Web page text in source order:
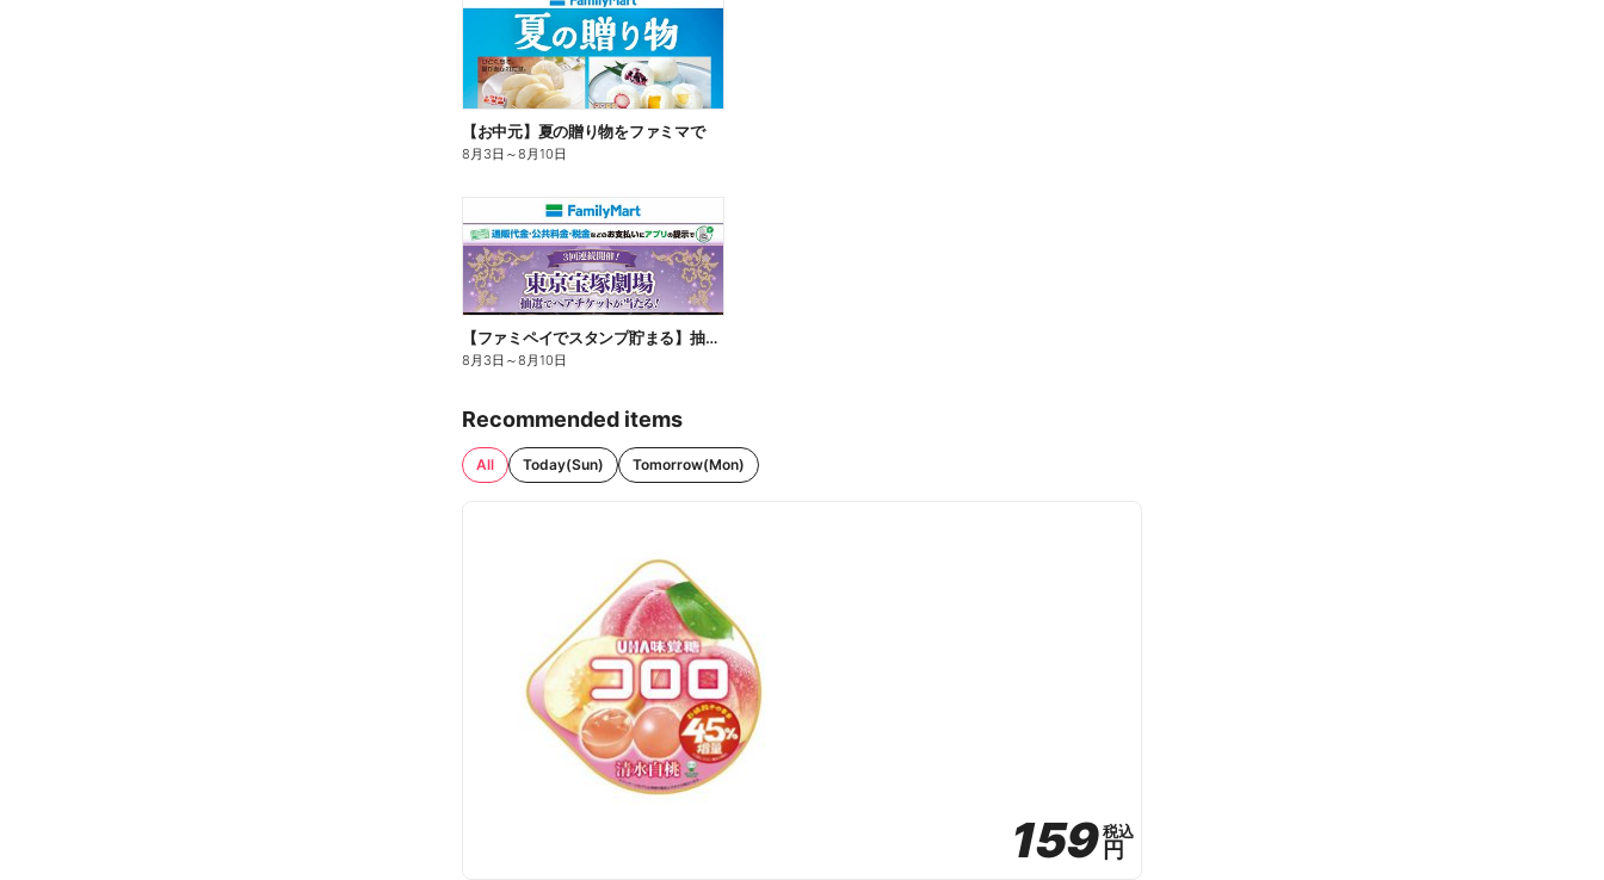
【お中元】夏の贈り物をファミマで
8月3日 ～8月10日
【ファミペイでスタンプ貯まる】抽選でペアチケットが当たる!
8月3日 ～8月10日
Recommended items
All Today(Sun) Tomorrow(Mon)
159
159税込
税込
円
円